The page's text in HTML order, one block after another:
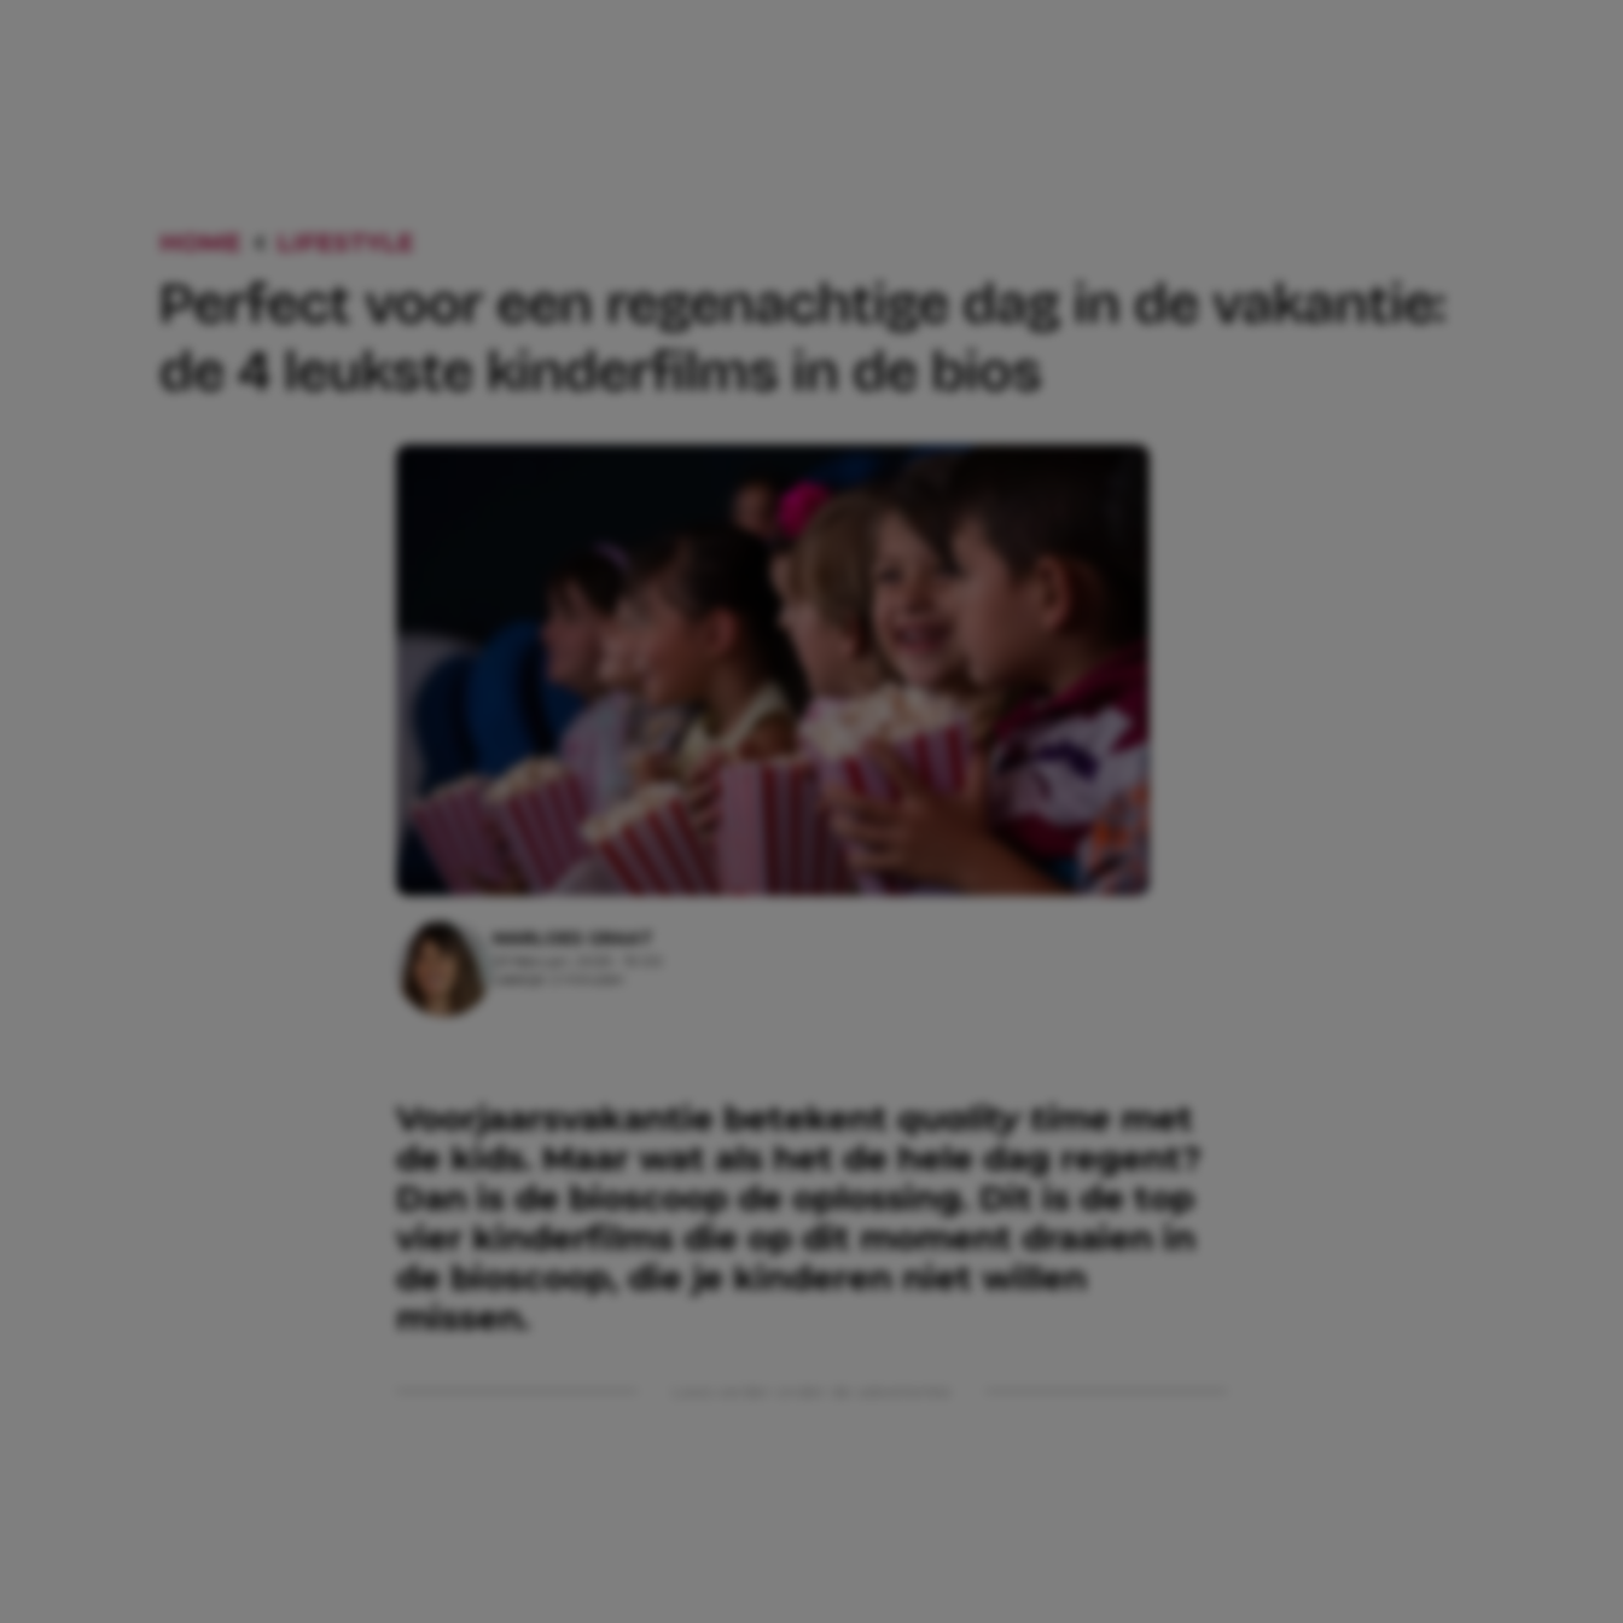
HOME LIFESTYLE
Perfect voor een regenachtige dag in de vakantie:
de 4 leukste kinderfilms in de bios
MARLOES GRAAT
Voorjaarsvakantie betekentquality timemet
de kids. Maar wat als het de hele dag regent?
Dan is de bioscoop de oplossing. Dit is de top
vier kinderfilms die op dit moment draaien in
de bioscoop, die je kinderen niet willen
missen.